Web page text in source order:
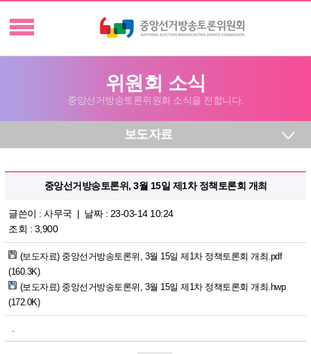
위원회 소식
중앙선거방송토론위원회 소식을 전합니다.
보도자료
중앙선거방송토론위, 3월 15일 제1차 정책토론회 개최
글쓴이 : 사무국 | 날짜 : 23-03-14 10:24
조회 : 3,900
(보도자료) 중앙선거방송토론위, 3월 15일 제1차 정책토론회 개최.pdf
(160.3K)
(보도자료) 중앙선거방송토론위, 3월 15일 제1차 정책토론회 개최.hwp
(172.0K)